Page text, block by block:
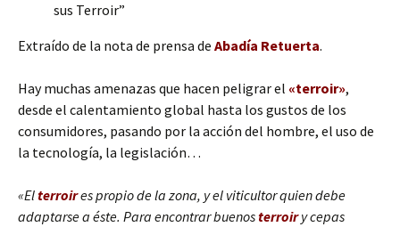
sus Terroir”
Extraído de la nota de prensa de Abadía Retuerta.
Hay muchas amenazas que hacen peligrar el «terroir»,
desde el calentamiento global hasta los gustos de los
consumidores, pasando por la acción del hombre, el uso de
la tecnología, la legislación…
«Elterroires propio de la zona, y el viticultor quien debe
adaptarse a éste. Para encontrar buenosterroir y cepas